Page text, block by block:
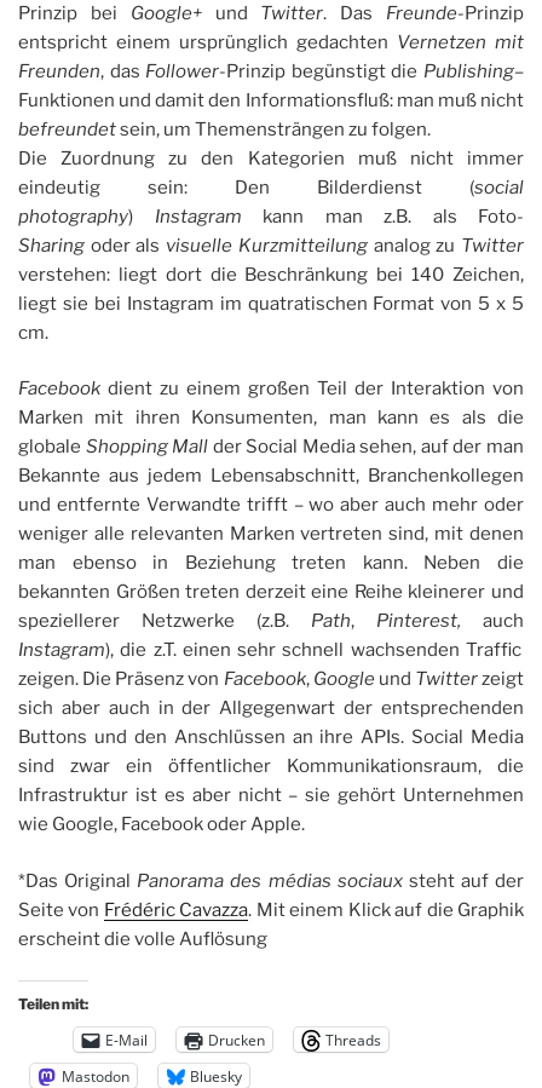
Prinzip bei Google+ und Twitter. Das Freunde-Prinzip
entspricht einem ursprünglich gedachten Vernetzen mit
Freunden, das Follower-Prinzip begünstigt die Publishing–
Funktionen und damit den Informationsfluß: man muß nicht
befreundetsein, um Themensträngen zu folgen.
Die Zuordnung zu den Kategorien muß nicht immer
eindeutig sein: Den Bilderdienst (social
photography) Instagram kann man z.B. als Foto-
Sharing oder als visuelle Kurzmitteilunganalog zu Twitter
verstehen: liegt dort die Beschränkung bei 140 Zeichen,
liegt sie bei Instagram im quatratischen Format von 5 x 5
cm.
Facebook dient zu einem großen Teil der Interaktion von
Marken mit ihren Konsumenten, man kann es als die
globale Shopping Mall der Social Media sehen, auf der man
Bekannte aus jedem Lebensabschnitt, Branchenkollegen
und entfernte Verwandte trifft – wo aber auch mehr oder
weniger alle relevanten Marken vertreten sind, mit denen
man ebenso in Beziehung treten kann. Neben die
bekannten Größen treten derzeit eine Reihe kleinerer und
speziellerer Netzwerke (z.B. Path, Pinterest, auch
Instagram), die z.T. einen sehr schnell wachsenden Traffic
zeigen. Die Präsenz von Facebook, Googleund Twitterzeigt
sich aber auch in der Allgegenwart der entsprechenden
Buttons und den Anschlüssen an ihre APIs. Social Media
sind zwar ein öffentlicher Kommunikationsraum, die
Infrastruktur ist es aber nicht – sie gehört Unternehmen
wie Google, Facebook oder Apple.
*Das Original Panorama des médias sociaux steht auf der
Seite von Frédéric Cavazza. Mit einem Klick auf die Graphik
erscheint die volle Auflösung
Teilen mit:
E-Mail Drucken
Threads
Mastodon
Bluesky